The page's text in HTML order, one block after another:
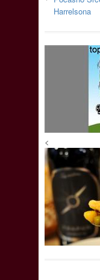
Harrelsona
<